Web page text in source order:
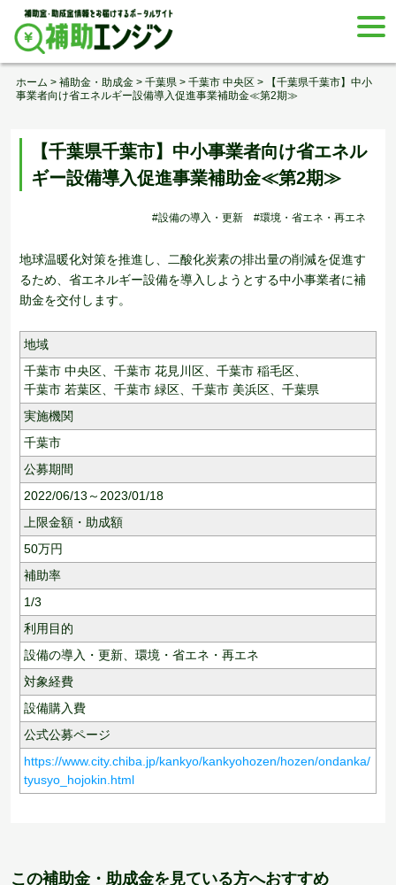
Skip
content
ホーム > 補助金・助成金 > 千葉県 > 千葉市 中央区 >
【千葉県千葉市】中小
事業者向け省エネルギー設備導入促進事業補助金≪第2期≫
【千葉県千葉市】中小事業者向け省エネル
ギー設備導入促進事業補助金≪第2期≫
#設備の導入・更新 #環境・省エネ・再エネ
地球温暖化対策を推進し、二酸化炭素の排出量の削減を促進す
るため、省エネルギー設備を導入しようとする中小事業者に補
助金を交付します。
地域
千葉市 中央区、 千葉市 花見川区、 千葉市 稲毛区、
千葉市 若葉区、 千葉市 緑区、 千葉市 美浜区、 千葉県
実施機関
千葉市
公募期間
2022/06/13～2023/01/18
上限金額・助成額
50万円
補助率
1/3
利用目的
設備の導入・更新、 環境・省エネ・再エネ
対象経費
設備購入費
公式公募ページ
https://www.city.chiba.jp/kankyo/kankyohozen/hozen/ondanka/
tyusyo_hojokin.html
この補助金・助成金を見ている方へおすすめ